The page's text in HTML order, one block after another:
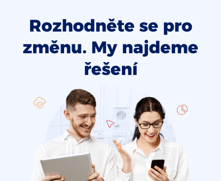
Rozhodněte se pro
změnu. My najdeme
řešení